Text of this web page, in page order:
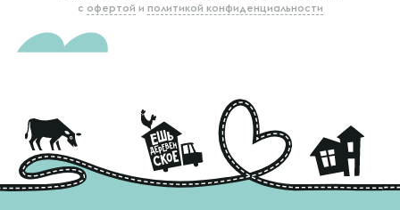
с офертой и политикой конфиденциальности